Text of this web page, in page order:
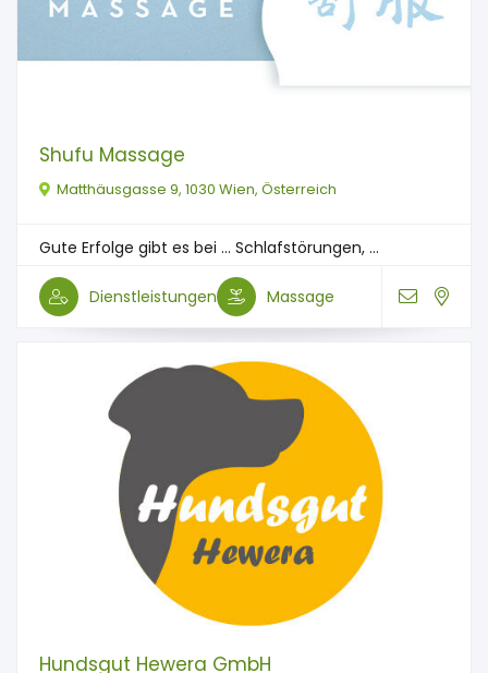
Shufu Massage
Matthäusgasse 9, 1030 Wien, Österreich
Gute Erfolge gibt es bei … Schlafstörungen, ...
Dienstleistungen Massage
Hundsgut Hewera GmbH